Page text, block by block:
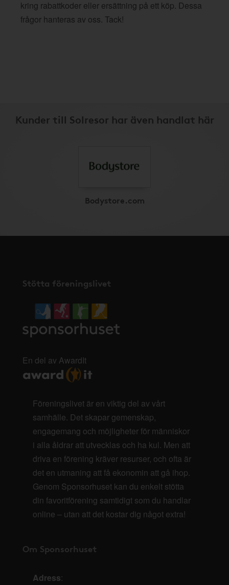
kring rabattkoder eller ersättning på ett köp. Dessa
frågor hanteras av oss. Tack!
Kunder till Solresor har även handlat här
Bodystore.com
Stötta föreningslivet
En del av AwardIt
Föreningslivet är en viktig del av vårt
samhälle. Det skapar gemenskap,
engagemang och möjligheter för människor
i alla åldrar att utvecklas och ha kul. Men att
driva en förening kräver resurser, och ofta är
det en utmaning att få ekonomin att gå ihop.
Genom Sponsorhuset kan du enkelt stötta
din favoritförening samtidigt som du handlar
online – utan att det kostar dig något extra!
Om Sponsorhuset
Adress: